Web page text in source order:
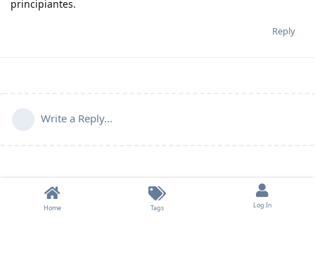
principiantes.
Reply
Write a Reply...
Home Tags Log In